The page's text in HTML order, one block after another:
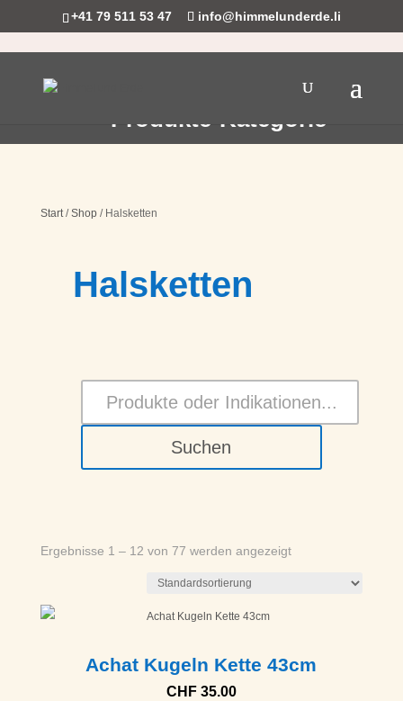
+41 79 511 53 47 info@himmelunderde.li
Produkte-Kategorie
Start/Shop/ Halsketten
Halsketten
Suchen
Ergebnisse 1 – 12 von 77 werden angezeigt
Achat Kugeln Kette 43cm
CHF35.00